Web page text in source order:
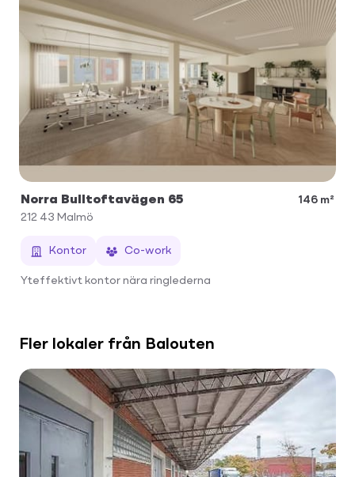
Norra Bulltoftavägen 65
146 m²
212 43 Malmö
Kontor Co-work
Yteffektivt kontor nära ringlederna
Fler lokaler från Balouten